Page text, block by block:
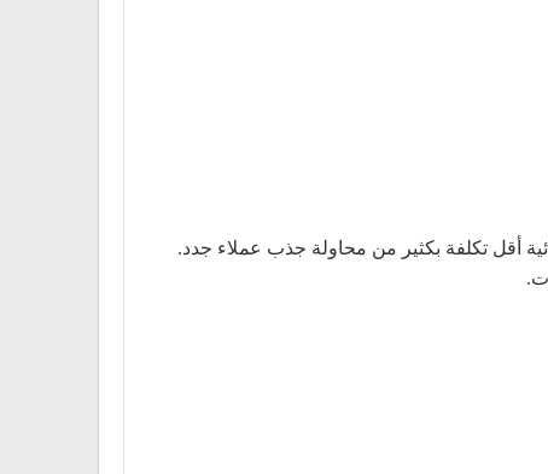
أقل تكلفة بكثير من محاولة جذب عملاء جدد.